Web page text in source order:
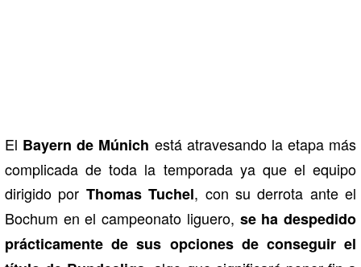
El Bayern de Múnich está atravesando la etapa más
complicada de toda la temporada ya que el equipo
dirigido por Thomas Tuchel, con su derrota ante el
Bochum en el campeonato liguero, se ha despedido
prácticamente de sus opciones de conseguir el